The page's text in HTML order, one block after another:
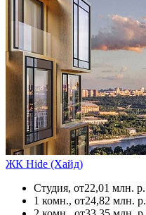
ЖК Hide (Хайд)
Студия, от22,01 млн. р.
1 комн., от24,82 млн. р.